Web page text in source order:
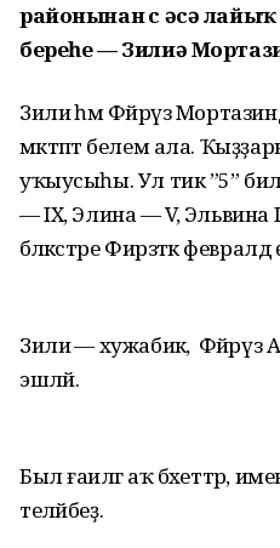
районынан өс әсә
береһе — Зилиә
Зилиә һәм Фәйрүз
мәктәптә белем ала.
уҡыусыһы. Ул тик ”5”
— IX, Элина — V, Эльвина
бәләкәстәре Фирзәткә
Зилиә — хужабикә, ә
эшләй.
Был ғаиләгә аҡ бәхеттәр,
теләйбеҙ.